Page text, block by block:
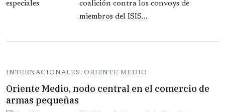
coalición contra los convoys de
miembros del ISIS...
INTERNACIONALES: ORIENTE MEDIO
Oriente Medio, nodo central en el comercio de
armas pequeñas